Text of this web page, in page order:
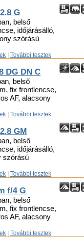
G
belső
időjárásálló,
szórású
További tesztek
DG DN C
belső
fix frontlencse,
AF, alacsony
További tesztek
GM
belső
időjárásálló,
szórású
További tesztek
f/4 G
belső
fix frontlencse,
AF, alacsony
További tesztek